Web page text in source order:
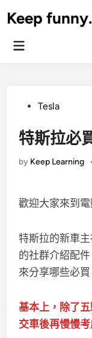
toKeep
Main
PostedTesla
特斯拉必
by Keep Learning •
歡迎大家來到電
特斯拉的新車
的社群介紹配
來分享哪些必
基本上，除了
交車後再慢慢考